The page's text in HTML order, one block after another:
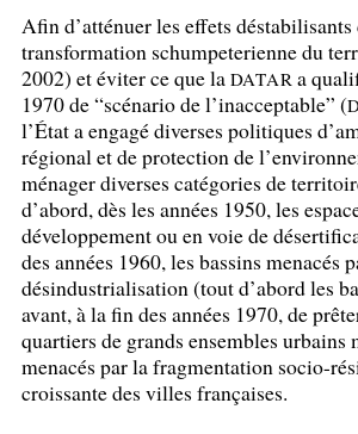
Afin d’atténuer les effets déstabilisants
transformation schumpeterienne du
2002) et éviter ce que la DATAR a
1970 de “scénario de l’inacceptable” (
l’État a engagé diverses politiques
régional et de protection de
ménager diverses catégories de
d’abord, dès les années 1950, les
développement ou en voie de
des années 1960, les bassins menacés
désindustrialisation (tout d’abord les
avant, à la fin des années 1970, de
quartiers de grands ensembles urbains
menacés par la fragmentation socio-
croissante des villes françaises.